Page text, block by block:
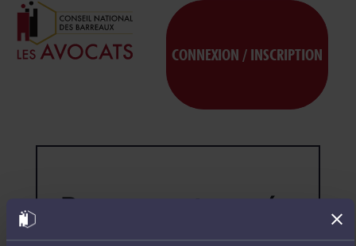
CONNEXION / INSCRIPTION
Page non trouvée
la